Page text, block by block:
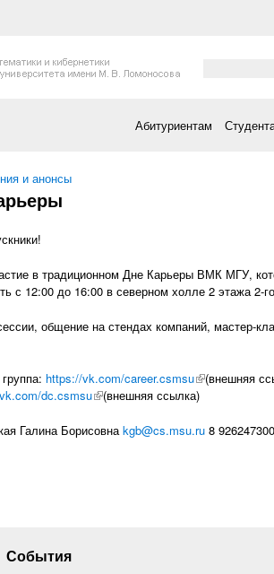
Абитуриентам
и анонсы
в традиционном Дне Карьеры ВМК МГУ,
с 12:00 до 16:00 в северном холле 2 этажа 2-
общение на стендах компаний, мастер-
https://vk.com/career.csmsu(внешняя
(внешняя
dc.csmsu(внешняя ссылка)
(внешняя ссылка)
Галина Борисовнаkgb@cs.msu.ru 8
События